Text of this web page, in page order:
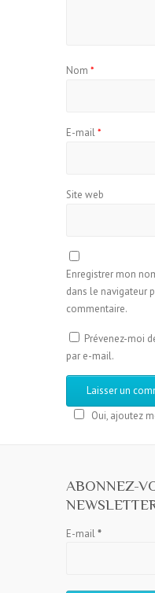
Nom *
E-mail*
Site web
Enregistrer mon
dans le navigateur
commentaire.
Prévenez-moi
par e-mail.
Oui, ajoutez
ABONNEZ-
E-mail*